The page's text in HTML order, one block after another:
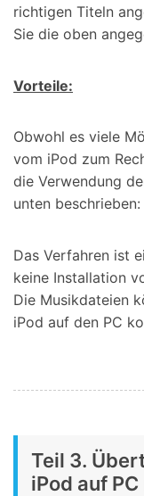
richtigen Titeln
Sie die oben
Vorteile:
Obwohl es viele
vom iPod zum
die Verwendung
unten beschrieben:
Das Verfahren ist
keine Installation
Die Musikdateien
iPod auf den PC
Teil 3.
iPod auf